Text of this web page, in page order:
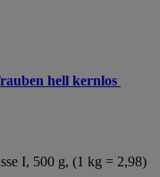
hell kernlos
I, 500 g, (1 kg = 2,98)